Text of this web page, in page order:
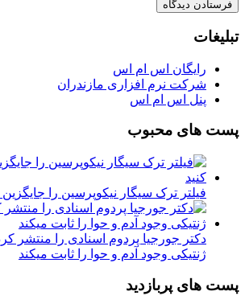
تبلیغات
رایگان اس ام اس
شرکت نرم افزاری مازندران
پنل اس ام اس
پست های محبوب
فیلتر ترک سیگار نیکوپرسین را جایگزین
دکتر جورجیا پردوم اسنادی را منتشر
ژنتیکی وجود آدم و حوا را ثابت میکند
پست های پربازدید